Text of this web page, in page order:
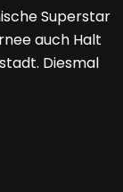
Superstar
auch Halt
Diesmal